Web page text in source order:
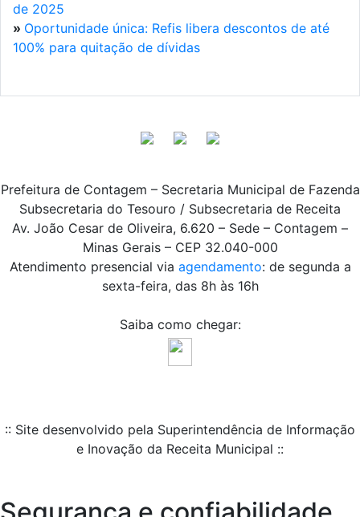
de 2025
» Oportunidade única: Refis libera descontos de até
100% para quitação de dívidas
Prefeitura de Contagem – Secretaria Municipal de Fazenda
Subsecretaria do Tesouro / Subsecretaria de Receita
Av. João Cesar de Oliveira, 6.620 – Sede – Contagem –
Minas Gerais – CEP 32.040-000
Atendimento presencial via agendamento: de segunda a
sexta-feira, das 8h às 16h
Saiba como chegar:
:: Site desenvolvido pela Superintendência de Informação
e Inovação da Receita Municipal ::